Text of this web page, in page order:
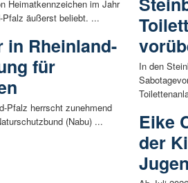
Heimatkennzeichen im Jahr
Pfalz äußerst beliebt. ...
in Rheinland-
für
Pfalz herrscht zunehmend
(Nabu) ...
In den
Eike
der